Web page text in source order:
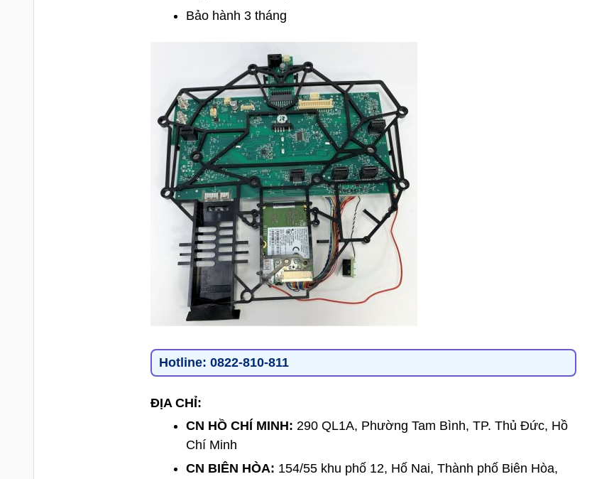
Bảo hành 3 tháng
Hotline: 0822-810-811
ĐỊA CHỈ:
CN HỒ CHÍ MINH: 290 QL1A, Phường Tam Bình, TP. Thủ Đức, Hồ
Chí Minh
CN BIÊN HÒA: 154/55 khu phố 12, Hố Nai, Thành phố Biên Hòa,